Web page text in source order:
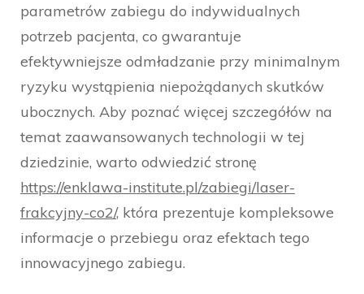
parametrów zabiegu do indywidualnych
potrzeb pacjenta, co gwarantuje
efektywniejsze odmładzanie przy minimalnym
ryzyku wystąpienia niepożądanych skutków
ubocznych. Aby poznać więcej szczegółów na
temat zaawansowanych technologii w tej
dziedzinie, warto odwiedzić stronę
https://enklawa-institute.pl/zabiegi/laser-
frakcyjny-co2/, która prezentuje kompleksowe
informacje o przebiegu oraz efektach tego
innowacyjnego zabiegu.